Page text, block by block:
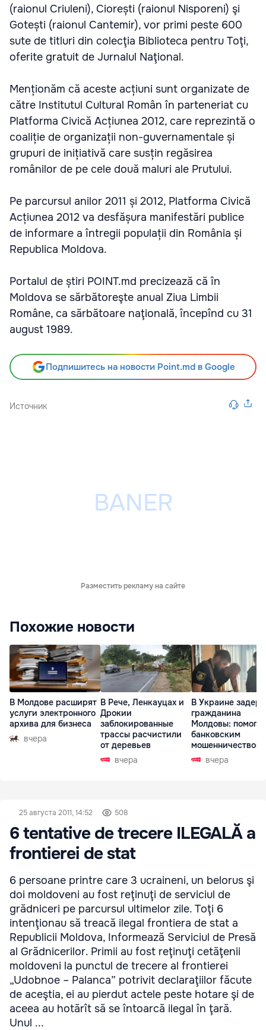
(raionul Criuleni), Ciorești (raionul Nisporeni) şi
Gotești (raionul Cantemir), vor primi peste 600
sute de titluri din colecţia Biblioteca pentru Toţi,
oferite gratuit de Jurnalul Naţional.
Menționăm că aceste acțiuni sunt organizate de
către Institutul Cultural Român în parteneriat cu
Platforma Civică Acțiunea 2012, care reprezintă o
coaliție de organizații non-guvernamentale și
grupuri de inițiativă care susțin regăsirea
românilor de pe cele două maluri ale Prutului.
Pe parcursul anilor 2011 și 2012, Platforma Civică
Acțiunea 2012 va desfășura manifestări publice
de informare a întregii populații din România și
Republica Moldova.
Portalul de știri POINT.md precizează că în
Moldova se sărbătoreşte anual Ziua Limbii
Române, ca sărbătoare naţională, începînd cu 31
august 1989.
Подпишитесь на новости Point.md в Google
Источник
Разместить рекламу на сайте
Похожие новости
В Молдове расширят
услуги электронного
архива для бизнеса
вчера
В Рече, Ленкауцах и
Дрокии
заблокированные
трассы расчистили
от деревьев
вчера
В Украине
гражданина
Молдовы:
банковским
мошенничеством
Чехиивчера
25 августа 2011, 14:52 508
6 tentative de trecere ILEGALĂ a
frontierei de stat
6 persoane printre care 3 ucraineni, un belorus şi
doi moldoveni au fost reţinuţi de serviciul de
grădniceri pe parcursul ultimelor zile. Toţi 6
intenţionau să treacă ilegal frontiera de stat a
Republicii Moldova, Informează Serviciul de Presă
al Grădnicerilor. Primii au fost reţinuţi cetăţenii
moldoveni la punctul de trecere al frontierei
„Udobnoe – Palanca” potrivit declaraţiilor făcute
de aceştia, ei au pierdut actele peste hotare şi de
aceea au hotărît să se întoarcă ilegal în ţară.
Unul ...